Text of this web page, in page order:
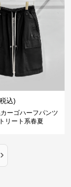
込)
ーゴハーフパンツ
リート系春夏
›